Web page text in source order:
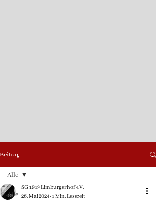
Beitrag
Alle
Alle
SG 1919 Limburgerhof e.V.
26. Mai 2024 1 Min. Lesezeit